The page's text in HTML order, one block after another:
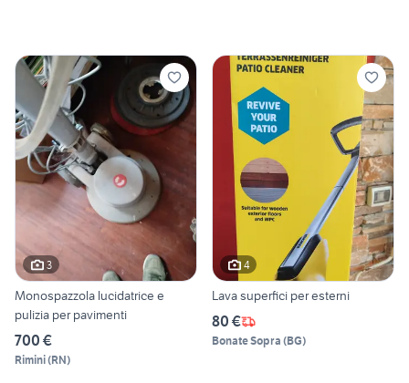
3
Monospazzola lucidatrice e
pulizia per pavimenti
700 €
Rimini(RN)
4
Lava superfici per esterni
80 €
Bonate Sopra (BG)